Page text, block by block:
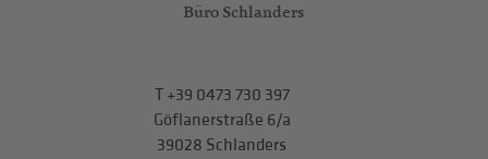
Büro Schlanders
T+39 0473 730 397
Göflanerstraße 6/a
39028 Schlanders